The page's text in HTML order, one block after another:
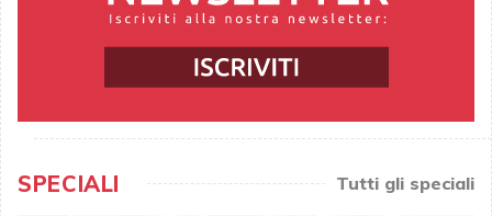
SPECIALI Tutti gli speciali